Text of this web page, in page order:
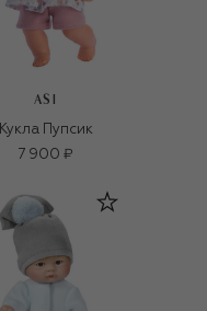
ASI
Кукла Пупсик
7 900 ₽